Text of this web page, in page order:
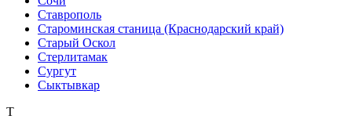
Ставрополь
Староминская станица (Краснодарский край)
Старый Оскол
Стерлитамак
Сургут
Сыктывкар
Т